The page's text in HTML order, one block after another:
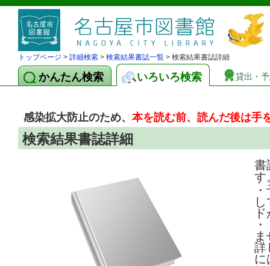
トップページ > 詳細検索 > 検索結果書誌一覧 > 検索結果書誌詳細
かんたん検索 いろいろ検索 貸出・
感染拡大防止のため、本を読む前、読んだ後は手
検索結果書誌詳細
書
す
詳
に